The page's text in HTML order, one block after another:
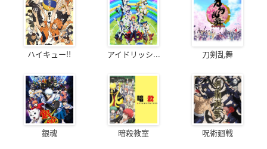
ハイキュー!! アイドリッシ... 刀剣乱舞
銀魂 暗殺教室 呪術廻戦